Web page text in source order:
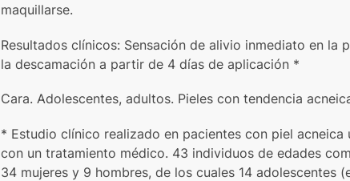
maquillarse.
Resultados clínicos: Sensación de alivio inmediato en
la descamación a partir de 4 días de aplicación *
Cara. Adolescentes, adultos. Pieles con tendencia
* Estudio clínico realizado en pacientes con piel
con un tratamiento médico. 43 individuos de edades
34 mujeres y 9 hombres, de los cuales 14 adolescentes